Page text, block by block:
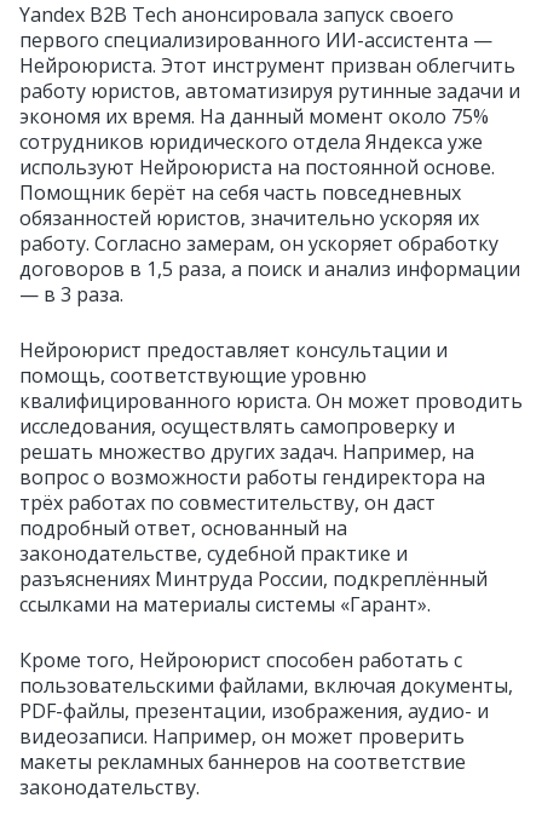
Yandex B2B Tech анонсировала запуск своего
первого специализированного ИИ-ассистента —
Нейроюриста. Этот инструмент призван облегчить
работу юристов, автоматизируя рутинные задачи и
экономя их время. На данный момент около 75%
сотрудников юридического отдела Яндекса уже
используют Нейроюриста на постоянной основе.
Помощник берёт на себя часть повседневных
обязанностей юристов, значительно ускоряя их
работу. Согласно замерам, он ускоряет обработку
договоров в 1,5 раза, а поиск и анализ информации
— в 3 раза.
Нейроюрист предоставляет консультации и
помощь, соответствующие уровню
квалифицированного юриста. Он может проводить
исследования, осуществлять самопроверку и
решать множество других задач. Например, на
вопрос о возможности работы гендиректора на
трёх работах по совместительству, он даст
подробный ответ, основанный на
законодательстве, судебной практике и
разъяснениях Минтруда России, подкреплённый
ссылками на материалы системы «Гарант».
Кроме того, Нейроюрист способен работать с
пользовательскими файлами, включая документы,
PDF-файлы, презентации, изображения, аудио- и
видеозаписи. Например, он может проверить
макеты рекламных баннеров на соответствие
законодательству.